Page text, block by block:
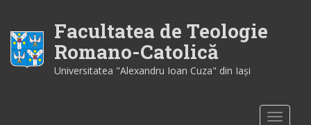
Facultatea de Teologie
Romano-Catolică
Universitatea "Alexandru Ioan Cuza" din Iaşi